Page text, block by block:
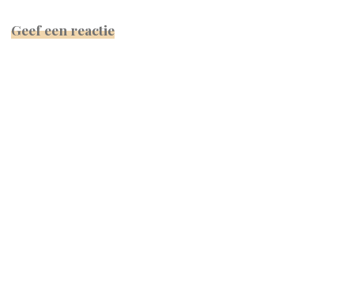
Geef een reactie